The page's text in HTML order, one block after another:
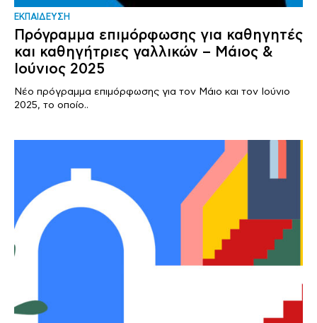
ΕΚΠΑΙΔΕΥΣΗ
Πρόγραμμα επιμόρφωσης για καθηγητές
και καθηγήτριες γαλλικών – Μάιος &
Ιούνιος 2025
Νέο πρόγραμμα επιμόρφωσης για τον Μάιο και τον Ιούνιο
2025, το οποίο..